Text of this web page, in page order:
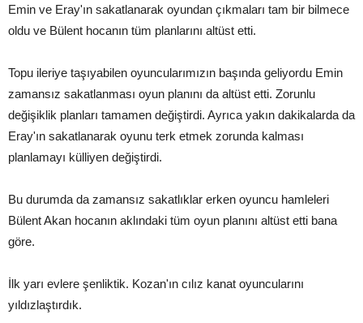
Emin ve Eray'ın sakatlanarak oyundan çıkmaları tam bir bilmece
oldu ve Bülent hocanın tüm planlarını altüst etti.
Topu ileriye taşıyabilen oyuncularımızın başında geliyordu Emin
zamansız sakatlanması oyun planını da altüst etti. Zorunlu
değişiklik planları tamamen değiştirdi. Ayrıca yakın dakikalarda da
Eray'ın sakatlanarak oyunu terk etmek zorunda kalması
planlamayı külliyen değiştirdi.
Bu durumda da zamansız sakatlıklar erken oyuncu hamleleri
Bülent Akan hocanın aklındaki tüm oyun planını altüst etti bana
göre.
İlk yarı evlere şenliktik. Kozan'ın cılız kanat oyuncularını
yıldızlaştırdık.